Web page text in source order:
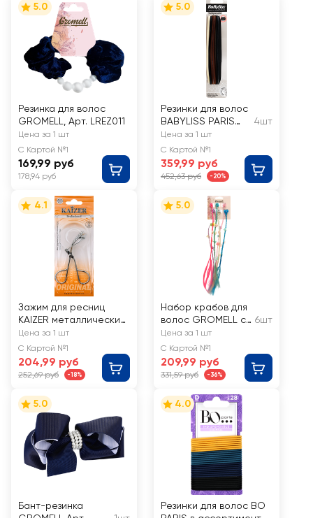
5.0
Резинка для волос
GROMELL, Арт. LREZ011
Цена за 1 шт
С Картой №1
169,99 руб
178,94 руб
5.0
Резинки для волос
BABYLISS PARIS
Спорт длинные
нескользящие, Арт.
BS794565
4шт
Цена за 1 шт
С Картой №1
359,99 руб
452,63 руб -20%
4.1
Зажим для ресниц
KAIZER металлический
серебро 105мм
Цена за 1 шт
С Картой №1
204,99 руб
252,69 руб -18%
5.0
Набор крабов для
волос GROMELL с
цветными прядями
Арт. LZAZH011
6шт
Цена за 1 шт
С Картой №1
209,99 руб
331,59 руб -36%
5.0
Бант-резинка
4.0
Резинки для волос BO